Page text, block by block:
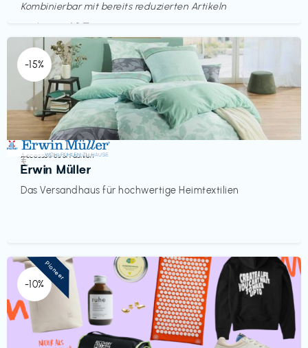
Kombinierbar mit bereits reduzierten Artikeln
Endet in
<60 Tagen
-15%
Accessoires & Fashion
Erwin Müller
Das Versandhaus für hochwertige Heimtextilien
€‎
-10%
Pioneer